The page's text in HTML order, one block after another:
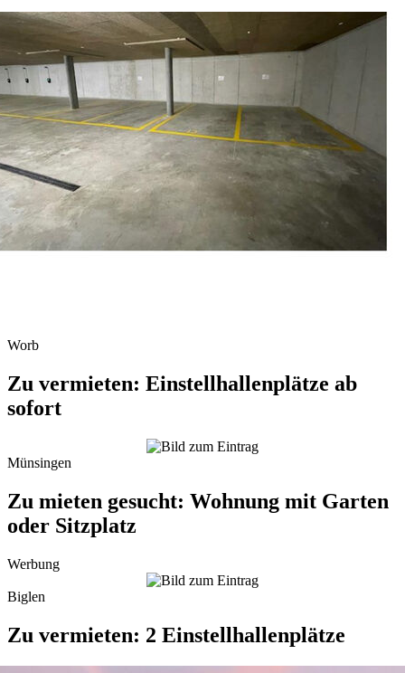
Worb
Zu vermieten: Einstellhallenplätze ab
sofort
Münsingen
Zu mieten gesucht: Wohnung mit Garten
oder Sitzplatz
Werbung
Biglen
Zu vermieten: 2 Einstellhallenplätze